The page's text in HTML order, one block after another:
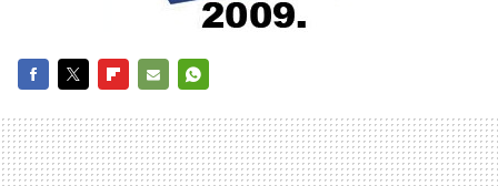
MAIL